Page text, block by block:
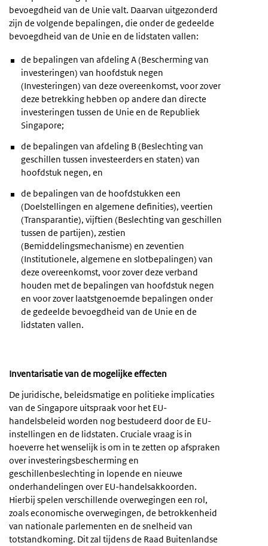
bevoegdheid van de Unie valt. Daarvan uitgezonderd
zijn de volgende bepalingen, die onder de gedeelde
bevoegdheid van de Unie en de lidstaten vallen:
de bepalingen van afdeling A (Bescherming van
investeringen) van hoofdstuk negen
(Investeringen) van deze overeenkomst, voor zover
deze betrekking hebben op andere dan directe
investeringen tussen de Unie en de Republiek
Singapore;
de bepalingen van afdeling B (Beslechting van
geschillen tussen investeerders en staten) van
hoofdstuk negen, en
de bepalingen van de hoofdstukken een
(Doelstellingen en algemene definities), veertien
(Transparantie), vijftien (Beslechting van geschillen
tussen de partijen), zestien
(Bemiddelingsmechanisme) en zeventien
(Institutionele, algemene en slotbepalingen) van
deze overeenkomst, voor zover deze verband
houden met de bepalingen van hoofdstuk negen
en voor zover laatstgenoemde bepalingen onder
de gedeelde bevoegdheid van de Unie en de
lidstaten vallen.
Inventarisatie van de mogelijke effecten
De juridische, beleidsmatige en politieke implicaties
van de Singapore uitspraak voor het EU-
handelsbeleid worden nog bestudeerd door de EU-
instellingen en de lidstaten. Cruciale vraag is in
hoeverre het wenselijk is om in te zetten op afspraken
over investeringsbescherming en
geschillenbeslechting in lopende en nieuwe
onderhandelingen over EU-handelsakkoorden.
Hierbij spelen verschillende overwegingen een rol,
zoals economische overwegingen, de betrokkenheid
van nationale parlementen en de snelheid van
totstandkoming. Dit zal tijdens de Raad Buitenlandse